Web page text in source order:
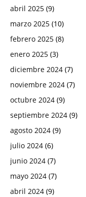
abril 2025 (9)
marzo 2025 (10)
febrero 2025 (8)
enero 2025 (3)
diciembre 2024 (7)
noviembre 2024 (7)
octubre 2024 (9)
septiembre 2024 (9)
agosto 2024 (9)
julio 2024 (6)
junio 2024 (7)
mayo 2024 (7)
abril 2024 (9)